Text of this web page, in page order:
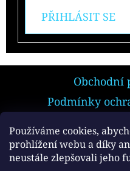
Používáme cookies,
prohlížení webu a díky
neustále zlepšovali jeho
PŘIHLÁSIT SE
P
A
T
Obchodní
Podmínky
Facebook